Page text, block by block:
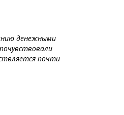
денежными
почти